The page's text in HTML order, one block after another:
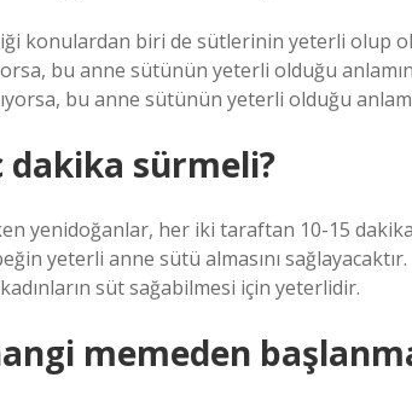
konulardan biri de sütlerinin yeterli olup
bu anne sütünün yeterli olduğu
bu anne sütünün yeterli olduğu
dakika sürmeli?
yenidoğanlar, her iki taraftan 10-15
yeterli anne sütü almasını
süt sağabilmesi için yeterlidir.
memeden